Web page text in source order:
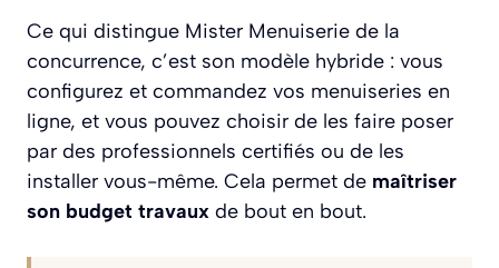
Ce qui distingue Mister Menuiserie de la
concurrence, c’est son modèle hybride : vous
configurez et commandez vos menuiseries en
ligne, et vous pouvez choisir de les faire poser
par des professionnels certifiés ou de les
installer vous-même. Cela permet de maîtriser
son budget travaux de bout en bout.